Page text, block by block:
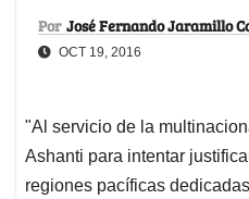
Por José Fernando Jaramillo
OCT 19, 2016
"Al servicio de la
Ashanti para intentar
regiones pacíficas